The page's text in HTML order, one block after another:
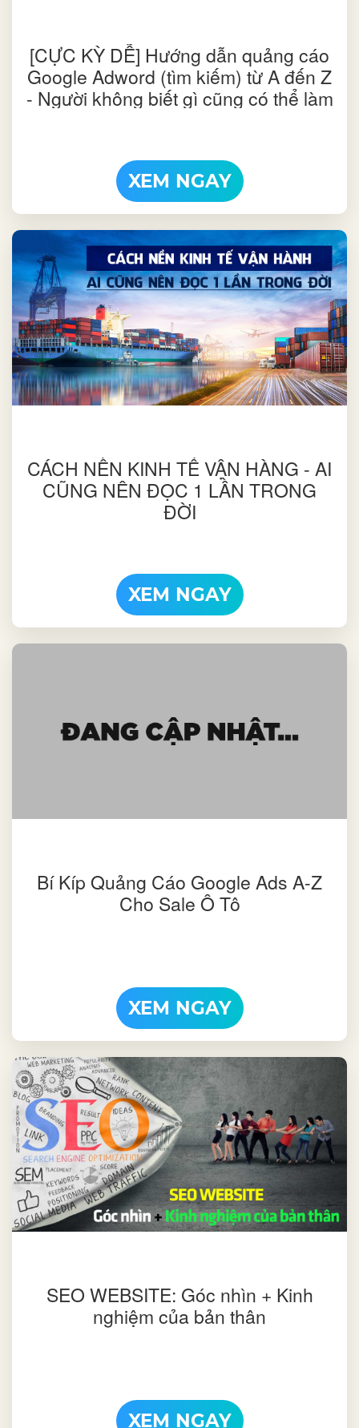
[CỰC KỲ DỄ] Hướng dẫn quảng cáo
Google Adword (tìm kiếm) từ A đến Z
- Người không biết gì cũng có thể làm
XEM NGAY
CÁCH NỀN KINH TẾ VẬN HÀNG - AI
CŨNG NÊN ĐỌC 1 LẦN TRONG
ĐỜI
XEM NGAY
Bí Kíp Quảng Cáo Google Ads A-Z
Cho Sale Ô Tô
XEM NGAY
SEO WEBSITE: Góc nhìn + Kinh
nghiệm của bản thân
XEM NGAY